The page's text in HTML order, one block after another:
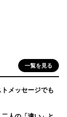
一覧を見る
メッセージでも